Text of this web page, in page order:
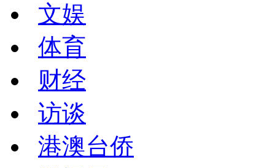
文娱
体育
财经
访谈
港澳台侨